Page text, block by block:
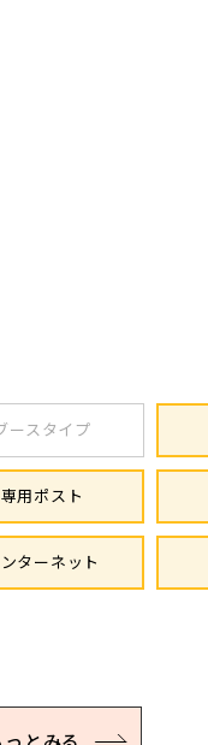
ースタイプ
専用ポスト
ターネット